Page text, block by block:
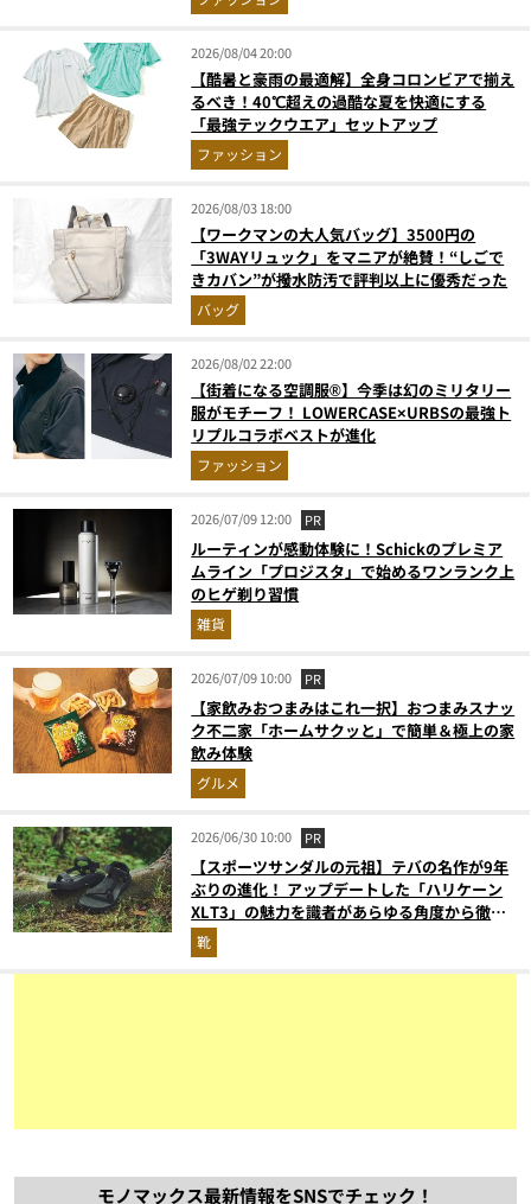
2026/08/04 20:00
【酷暑と豪雨の最適解】全身コロンビアで揃え
るべき！40℃超えの過酷な夏を快適にする
「最強テックウエア」セットアップ
ファッション
2026/08/03 18:00
【ワークマンの大人気バッグ】3500円の
「3WAYリュック」をマニアが絶賛！“しごで
きカバン”が撥水防汚で評判以上に優秀だった
バッグ
2026/08/02 22:00
【街着になる空調服®】今季は幻のミリタリー
服がモチーフ！ LOWERCASE×URBSの最強ト
リプルコラボベストが進化
ファッション
2026/07/09 12:00 PR
ルーティンが感動体験に！Schickのプレミア
ムライン「プロジスタ」で始めるワンランク上
のヒゲ剃り習慣
雑貨
2026/07/09 10:00 PR
【家飲みおつまみはこれ一択】おつまみスナッ
ク不二家「ホームサクッと」で簡単＆極上の家
飲み体験
グルメ
2026/06/30 10:00 PR
【スポーツサンダルの元祖】テバの名作が9年
ぶりの進化！ アップデートした「ハリケーン
XLT3」の魅力を識者があらゆる角度から徹底
解説！
靴
モノマックス最新情報をSNSでチェック！